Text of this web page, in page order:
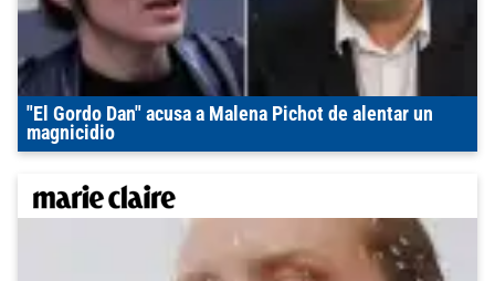
"El Gordo Dan" acusa a Malena Pichot de alentar un
magnicidio